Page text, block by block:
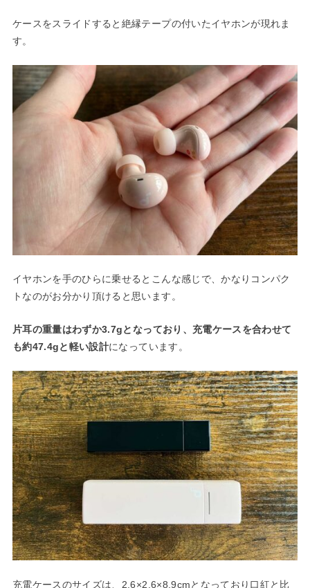
ケースをスライドすると絶縁テープの付いたイヤホンが現れま
す。
イヤホンを手のひらに乗せるとこんな感じで、かなりコンパク
トなのがお分かり頂けると思います。
片耳の重量はわずか3.7gとなっており、充電ケースを合わせて
も約47.4gと軽い設計になっています。
充電ケースのサイズは、2.6×2.6×8.9cmとなっており口紅と比